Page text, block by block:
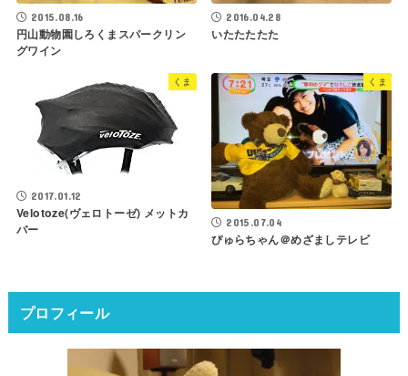
2015.08.16
円山動物園しろくまスパークリン
グワイン
2016.04.28
いたたたたた
くま
2017.01.12
Velotoze(ヴェロトーゼ) メットカ
バー
くま
2015.07.04
ぴゅらちゃん＠めざましテレビ
プロフィール